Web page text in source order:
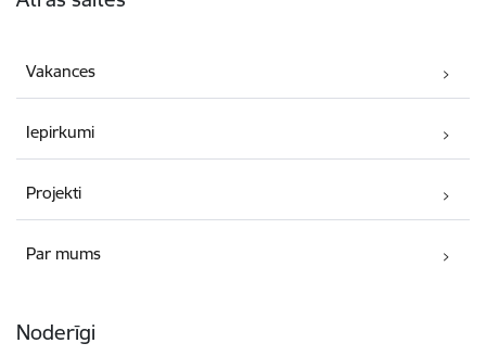
Vakances
Iepirkumi
Projekti
Par mums
Noderīgi